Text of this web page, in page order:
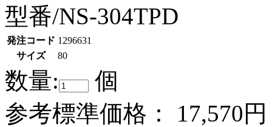
型番/NS-304TPD
発注コード 1296631
サイズ
80
数量:
個
参考標準価格：
17,570円